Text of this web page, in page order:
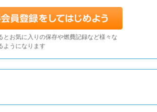
とお気に入りの保存や燃費記録など様々な
ようになります